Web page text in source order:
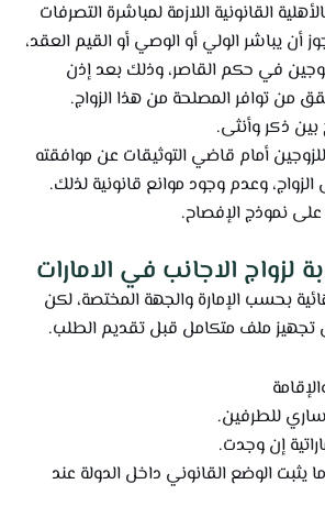
القانونية اللازمة لمباشرة التصرفات
أن يباشر الولي أو الوصي أو القيم العقد،
في حكم القاصر، وذلك بعد إذن
من توافر المصلحة من هذا الزواج.
بين ذكر وأنثى.
للزوجين أمام قاضي التوثيقات عن موافقته
الزواج، وعدم وجود موانع قانونية لذلك.
على نموذج الإفصاح.
لزواج الاجانب في الامارات
بحسب الإمارة والجهة المختصة، لكن
تجهيز ملف متكامل قبل تقديم الطلب.
للطرفين.
إن وجدت.
يثبت الوضع القانوني داخل الدولة عند